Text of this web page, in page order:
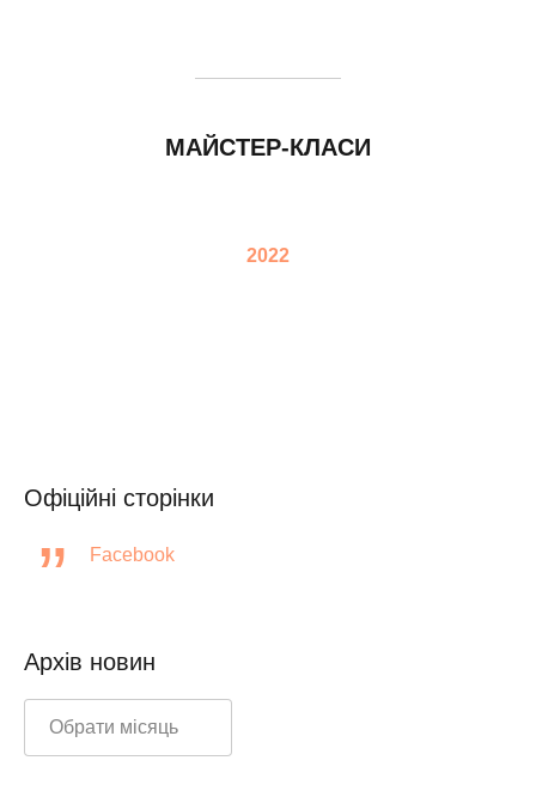
МАЙСТЕР-КЛАСИ
2022
Офіційні сторінки
Facebook
Архів новин